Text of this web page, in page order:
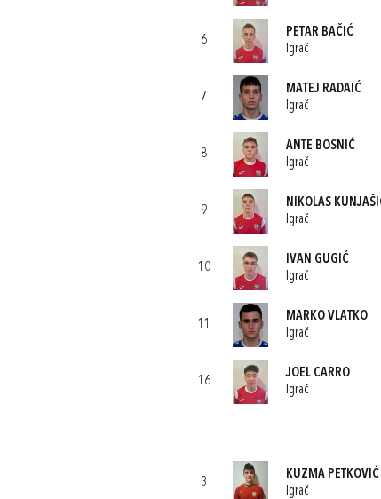
6
PETAR BAČIĆ
Igrač
7
MATEJ RADAIĆ
Igrač
8
ANTE BOSNIĆ
Igrač
9
NIKOLAS
Igrač
10
IVAN GUGIĆ
Igrač
11
MARKO VLATKO
Igrač
16
JOEL CARRO
Igrač
3
KUZMA PETKOVIĆ
Igrač